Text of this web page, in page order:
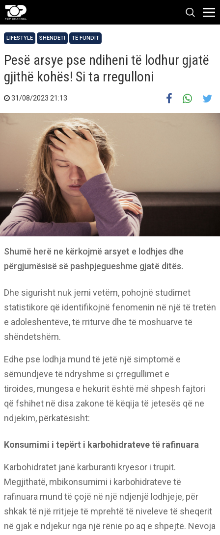
LIFESTYLE SHËNDETI TË FUNDIT
Pesë arsye pse ndiheni të lodhur gjatë
gjithë kohës! Si ta rregulloni
31/08/2023 21:13
Shumë herë ne kërkojmë arsyet e lodhjes dhe
përgjumësisë së pashpjegueshme gjatë ditës.
Dhe sigurisht nuk jemi vetëm, pohojnë studimet
statistikore që identifikojnë fenomenin në një të tretën
e adoleshentëve, të rriturve dhe të moshuarve të
shëndetshëm.
Edhe pse lodhja mund të jetë një simptomë e
sëmundjeve të ndryshme si çrregullimet e
tiroides, mungesa e hekurit është më shpesh fajtori
që fshihet në disa zakone të këqija të jetesës që ne
ndjekim, përkatësisht:
Konsumimi i tepërt i karbohidrateve të rafinuara
Karbohidratet janë karburanti kryesor i trupit.
Megjithatë, mbikonsumimi i karbohidrateve të
rafinuara mund të çojë në një ndjenjë lodhjeje, për
shkak të një rritjeje të mprehtë të niveleve të sheqerit
në gjak e ndjekur nga një rënie po aq e shpejtë. Nevoja